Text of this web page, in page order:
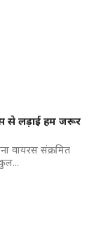
से लड़ाई हम जरूर
वायरस संक्रमित